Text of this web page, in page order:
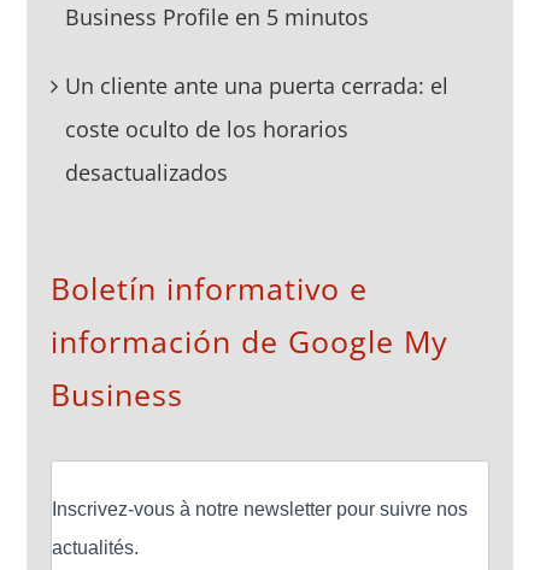
Business Profile en 5 minutos
Un cliente ante una puerta cerrada: el
coste oculto de los horarios
desactualizados
Boletín informativo e
información de Google My
Business
Inscrivez-vous à notre newsletter pour suivre nos
actualités.